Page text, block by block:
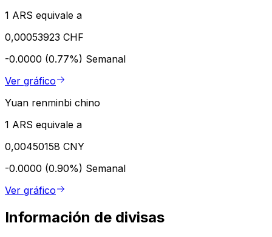
1 ARS equivale a
0,00053923 CHF
-0.0000 (0.77%) Semanal
Ver gráfico
Yuan renminbi chino
1 ARS equivale a
0,00450158 CNY
-0.0000 (0.90%) Semanal
Ver gráfico
Información de divisas